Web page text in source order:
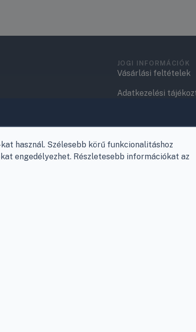
JOGI INFORMÁCIÓK
Vásárlási feltételek
Adatkezelési
Fizetés
használ. Szélesebb körű funkcionalitáshoz
engedélyezhet. Részletesebb információkat az